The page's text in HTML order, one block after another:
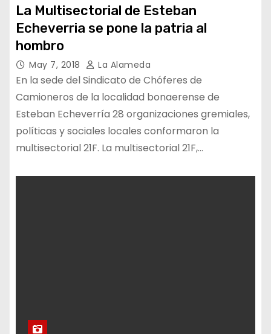
La Multisectorial de Esteban
Echeverria se pone la patria al
hombro
May 7, 2018 La Alameda
En la sede del Sindicato de Chóferes de
Camioneros de la localidad bonaerense de
Esteban Echeverría 28 organizaciones gremiales,
políticas y sociales locales conformaron la
multisectorial 21F. La multisectorial 21F,…